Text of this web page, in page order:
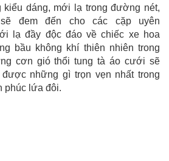
dáng, mới lạ trong đường nét,
đem đến cho các cặp uyên
lạ đầy độc đáo về chiếc xe hoa
bầu không khí thiên nhiên trong
cơn gió thổi tung tà áo cưới sẽ
những gì trọn vẹn nhất trong
phúc lứa đôi.